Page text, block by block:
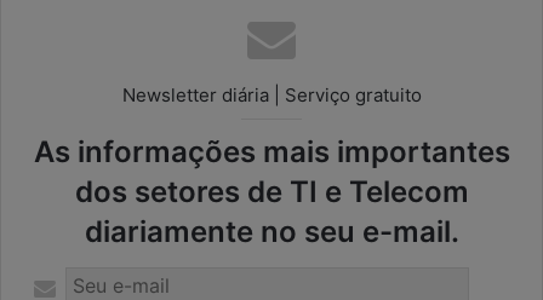
Newsletter diária | Serviço gratuito
As informações mais importantes
dos setores de TI e Telecom
diariamente no seu e-mail.